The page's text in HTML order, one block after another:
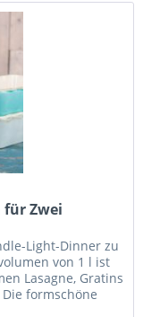
Zwei
Light-Dinner zu
von 1 l ist
Lasagne, Gratins
formschöne